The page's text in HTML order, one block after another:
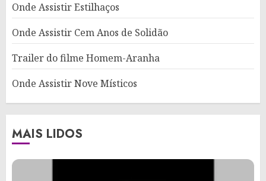
Onde Assistir Estilhaços
Onde Assistir Cem Anos de Solidão
Trailer do filme Homem-Aranha
Onde Assistir Nove Místicos
MAIS LIDOS